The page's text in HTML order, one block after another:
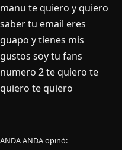
manu te quiero y quiero
saber tu email eres
guapo y tienes mis
gustos soy tu fans
numero 2 te quiero te
quiero te quiero
ANDA ANDAopinó: